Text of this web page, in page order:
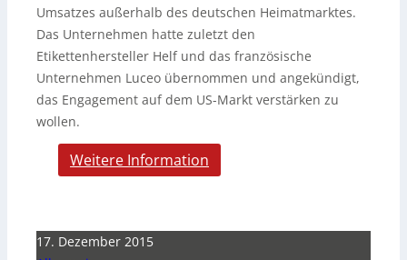
Umsatzes außerhalb des deutschen Heimatmarktes.
Das Unternehmen hatte zuletzt den
Etikettenhersteller Helf und das französische
Unternehmen Luceo übernommen und angekündigt,
das Engagement auf dem US-Markt verstärken zu
wollen.
Weitere Information
17. Dezember 2015